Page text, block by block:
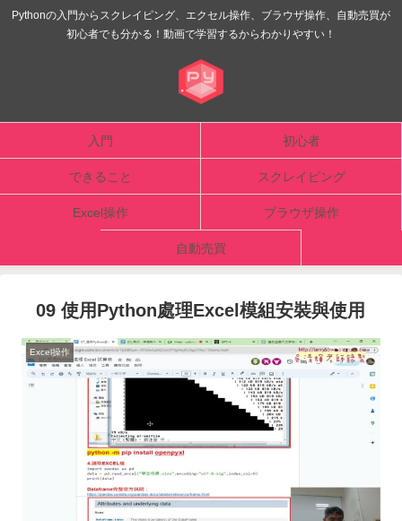
Pythonの入門からスクレイピング、エクセル操作、ブラウザ操作、自動売買が
初心者でも分かる！動画で学習するからわかりやすい！
入門 初心者
できること スクレイピング
Excel操作 ブラウザ操作
自動売買
09 使用Python處理Excel模組安裝與使用
Excel操作